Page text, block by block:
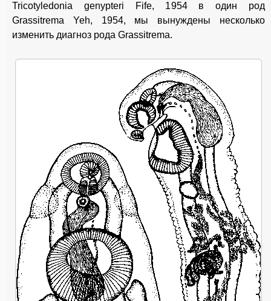
Tricotyledonia genypteri Fife, 1954 в один род
Grassitrema Yeh, 1954, мы вынуждены несколько
изменить диагноз рода Grassitrema.